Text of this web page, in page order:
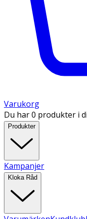
Varukorg
Du har 0 produkter i
Produkter
Kampanjer
Kloka Råd